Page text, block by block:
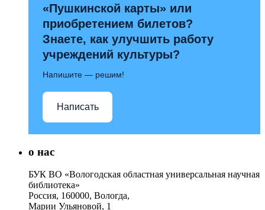
«Пушкинской карты» или
приобретением билетов?
Знаете, как улучшить работу
учреждений культуры?
Напишите — решим!
Написать
о нас
БУК ВО «Вологодская областная универсальная научная
библиотека»
Россия, 160000, Вологда,
Марии Ульяновой, 1